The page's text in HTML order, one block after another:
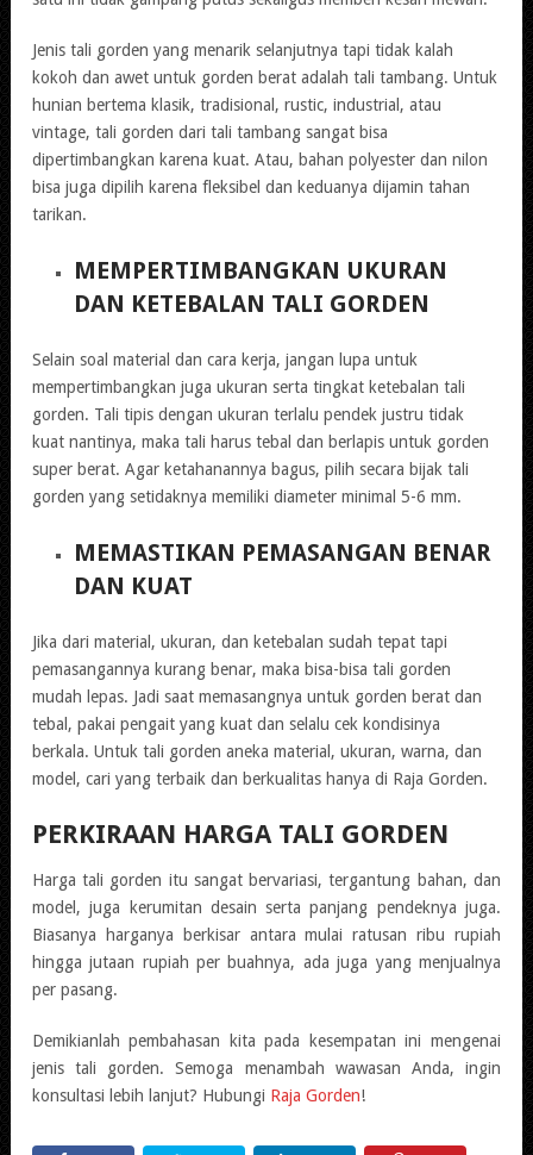
Jenis tali gorden yang menarik selanjutnya tapi tidak kalah
kokoh dan awet untuk gorden berat adalah tali tambang. Untuk
hunian bertema klasik, tradisional, rustic, industrial, atau
vintage, tali gorden dari tali tambang sangat bisa
dipertimbangkan karena kuat. Atau, bahan polyester dan nilon
bisa juga dipilih karena fleksibel dan keduanya dijamin tahan
tarikan.
MEMPERTIMBANGKAN UKURAN
DAN KETEBALAN TALI GORDEN
Selain soal material dan cara kerja, jangan lupa untuk
mempertimbangkan juga ukuran serta tingkat ketebalan tali
gorden. Tali tipis dengan ukuran terlalu pendek justru tidak
kuat nantinya, maka tali harus tebal dan berlapis untuk gorden
super berat. Agar ketahanannya bagus, pilih secara bijak tali
gorden yang setidaknya memiliki diameter minimal 5-6 mm.
MEMASTIKAN PEMASANGAN BENAR
DAN KUAT
Jika dari material, ukuran, dan ketebalan sudah tepat tapi
pemasangannya kurang benar, maka bisa-bisa tali gorden
mudah lepas. Jadi saat memasangnya untuk gorden berat dan
tebal, pakai pengait yang kuat dan selalu cek kondisinya
berkala. Untuk tali gorden aneka material, ukuran, warna, dan
model, cari yang terbaik dan berkualitas hanya di Raja Gorden.
PERKIRAAN HARGA TALI GORDEN
Harga tali gorden itu sangat bervariasi, tergantung bahan, dan
model, juga kerumitan desain serta panjang pendeknya juga.
Biasanya harganya berkisar antara mulai ratusan ribu rupiah
hingga jutaan rupiah per buahnya, ada juga yang menjualnya
per pasang.
Demikianlah pembahasan kita pada kesempatan ini mengenai
jenis tali gorden. Semoga menambah wawasan Anda, ingin
konsultasi lebih lanjut? Hubungi Raja Gorden!